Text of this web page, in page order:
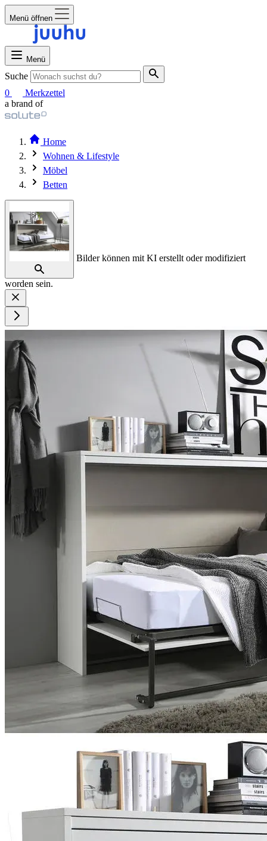
Menü öffnen
Menü
Suche
0
Merkzettel
a brand of
Home
Wohnen & Lifestyle
Möbel
Betten
Bilder können mit KI erstellt oder modifiziert
worden sein.